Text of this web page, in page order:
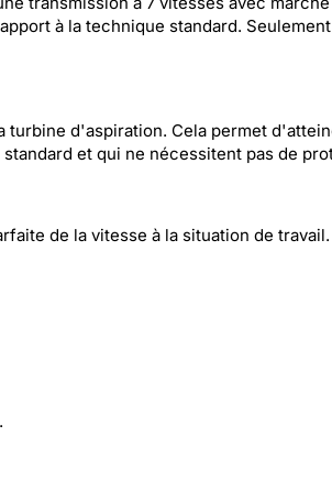
à la technique standard.
turbine d'aspiration. Cela permet
et qui ne nécessitent pas de
de la vitesse à la situation de